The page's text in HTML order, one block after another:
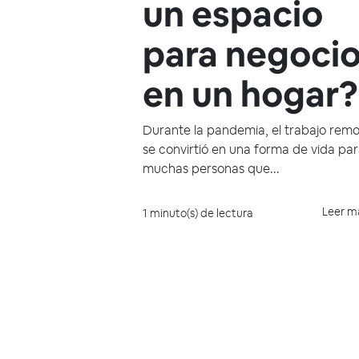
un espacio
para
en un hogar?
Durante la pandemia, el trabajo
se convirtió en una forma de vida
muchas personas que...
1 minuto(s) de lectura Leer